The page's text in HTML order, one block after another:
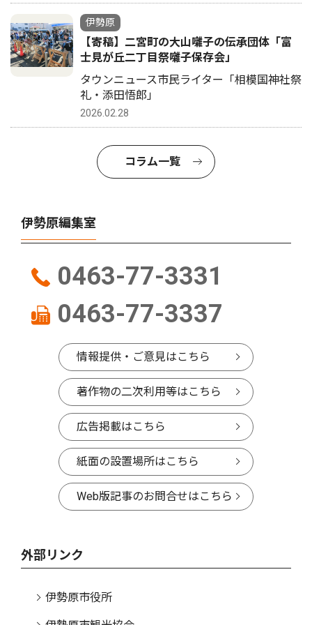
伊勢原
【寄稿】二宮町の大山囃子の伝承団体「富
士見が丘二丁目祭囃子保存会」
タウンニュース市民ライター「相模国神社祭
礼・添田悟郎」
2026.02.28
コラム一覧
伊勢原編集室
0463-77-3331
0463-77-3337
情報提供・ご意見はこちら
著作物の二次利用等はこちら
広告掲載はこちら
紙面の設置場所はこちら
Web版記事のお問合せはこちら
外部リンク
伊勢原市役所